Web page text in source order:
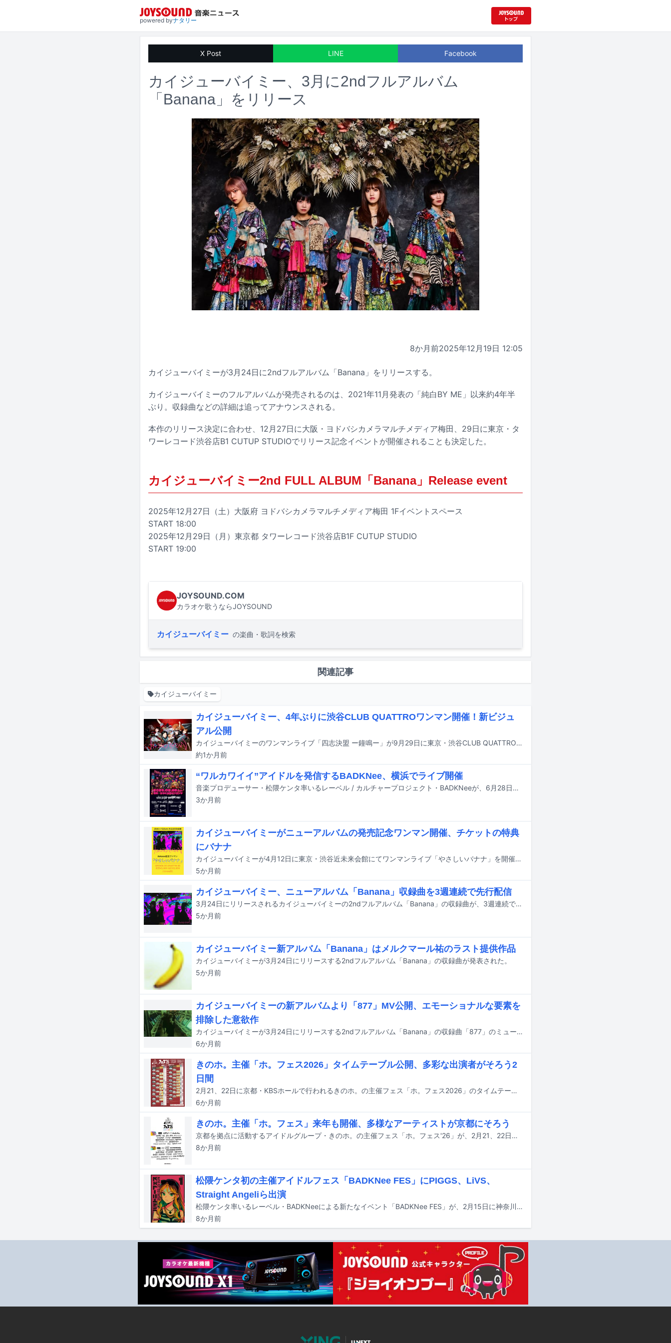
powered byナタリー
X Post LINE Facebook
カイジューバイミー、3月に2ndフルアルバム
「Banana」をリリース
8か月前2025年12月19日 12:05
カイジューバイミーが3月24日に2ndフルアルバム「Banana」をリリースする。
カイジューバイミーのフルアルバムが発売されるのは、2021年11月発表の「純白BY ME」以来約4年半
ぶり。収録曲などの詳細は追ってアナウンスされる。
本作のリリース決定に合わせ、12月27日に大阪・ヨドバシカメラマルチメディア梅田、29日に東京・タ
ワーレコード渋谷店B1 CUTUP STUDIOでリリース記念イベントが開催されることも決定した。
カイジューバイミー2nd FULL ALBUM「Banana」Release event
2025年12月27日（土）大阪府 ヨドバシカメラマルチメディア梅田 1Fイベントスペース
START 18:00
2025年12月29日（月）東京都 タワーレコード渋谷店B1F CUTUP STUDIO
START 19:00
JOYSOUND.COM
カラオケ歌うならJOYSOUND
カイジューバイミー の楽曲・歌詞を検索
関連記事
カイジューバイミー
カイジューバイミー、4年ぶりに渋谷CLUB QUATTROワンマン開催！新ビジュ
アル公開
カイジューバイミーのワンマンライブ「四志決盟 ー鐘鳴ー」が9月29日に東京・渋谷CLUB QUATTROで行われる。
約1か月前
“ワルカワイイ”アイドルを発信するBADKNee、横浜でライブ開催
音楽プロデューサー・松隈ケンタ率いるレーベル / カルチャープロジェクト・BADKNeeが、6月28日に神奈川・みなとみらいブロンテでライブイベント「バッドニーパーティー2026 夏」を開催する。
3か月前
カイジューバイミーがニューアルバムの発売記念ワンマン開催、チケットの特典
にバナナ
カイジューバイミーが4月12日に東京・渋谷近未来会館にてワンマンライブ「やさしいバナナ」を開催する。
5か月前
カイジューバイミー、ニューアルバム「Banana」収録曲を3週連続で先行配信
3月24日にリリースされるカイジューバイミーの2ndフルアルバム「Banana」の収録曲が、3週連続で先行配信される。
5か月前
カイジューバイミー新アルバム「Banana」はメルクマール祐のラスト提供作品
カイジューバイミーが3月24日にリリースする2ndフルアルバム「Banana」の収録曲が発表された。
5か月前
カイジューバイミーの新アルバムより「877」MV公開、エモーショナルな要素を
排除した意欲作
カイジューバイミーが3月24日にリリースする2ndフルアルバム「Banana」の収録曲「877」のミュージックビデオがYouTubeで公開された。
6か月前
きのホ。主催「ホ。フェス2026」タイムテーブル公開、多彩な出演者がそろう2
日間
2月21、22日に京都・KBSホールで行われるきのホ。の主催フェス「ホ。フェス2026」のタイムテーブルが公開された。
6か月前
きのホ。主催「ホ。フェス」来年も開催、多様なアーティストが京都にそろう
京都を拠点に活動するアイドルグループ・きのホ。の主催フェス「ホ。フェス'26」が、2月21、22日に京都・KBSホールで開催される。
8か月前
松隈ケンタ初の主催アイドルフェス「BADKNee FES」にPIGGS、LiVS、
Straight Angeliら出演
松隈ケンタ率いるレーベル・BADKNeeによる新たなイベント「BADKNee FES」が、2月15日に神奈川・CLUB CITTA'で開催されることが決定した。
8か月前